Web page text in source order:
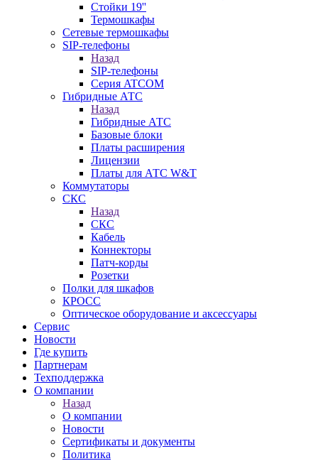
Стойки 19''
Термошкафы
Сетевые термошкафы
SIP-телефоны
Назад
SIP-телефоны
Серия ATCOM
Гибридные АТС
Назад
Гибридные АТС
Базовые блоки
Платы расширения
Лицензии
Платы для АТС W&T
Коммутаторы
СКС
Назад
СКС
Кабель
Коннекторы
Патч-корды
Розетки
Полки для шкафов
КРОСС
Оптическое оборудование и аксессуары
Сервис
Новости
Где купить
Партнерам
Техподдержка
О компании
Назад
О компании
Новости
Сертификаты и документы
Политика